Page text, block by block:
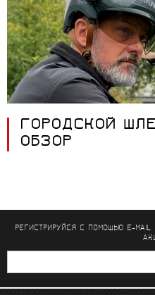
ГОРОДСКОЙ
ОБЗОР
РЕГИСТРИРУЙСЯ С ПОМОЩЬЮ E-